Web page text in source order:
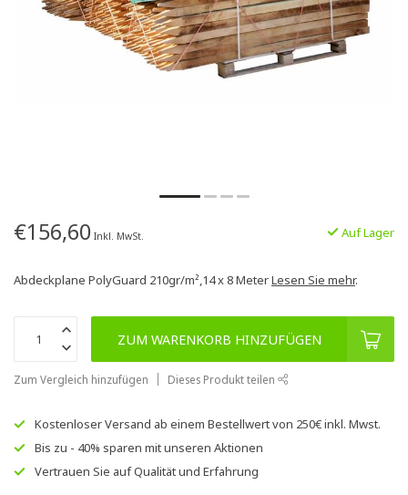
€156,60 Inkl. MwSt. Auf Lager
Abdeckplane PolyGuard 210gr/m²,14 x 8 MeterLesen Sie mehr.
ZUM WARENKORB HINZUFÜGEN
Zum Vergleich hinzufügen Dieses Produkt teilen
Kostenloser Versand ab einem Bestellwert von 250€inkl. Mwst.
Bis zu - 40% sparen mit unseren Aktionen
Vertrauen Sie aufQualität und Erfahrung